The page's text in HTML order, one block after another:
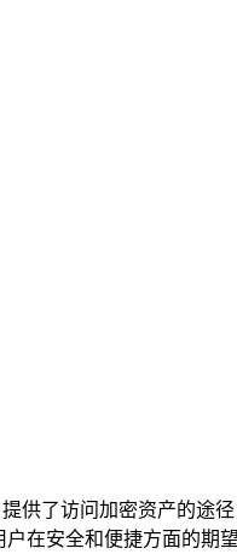
供了访问加密资产的途
在安全和便捷方面的期